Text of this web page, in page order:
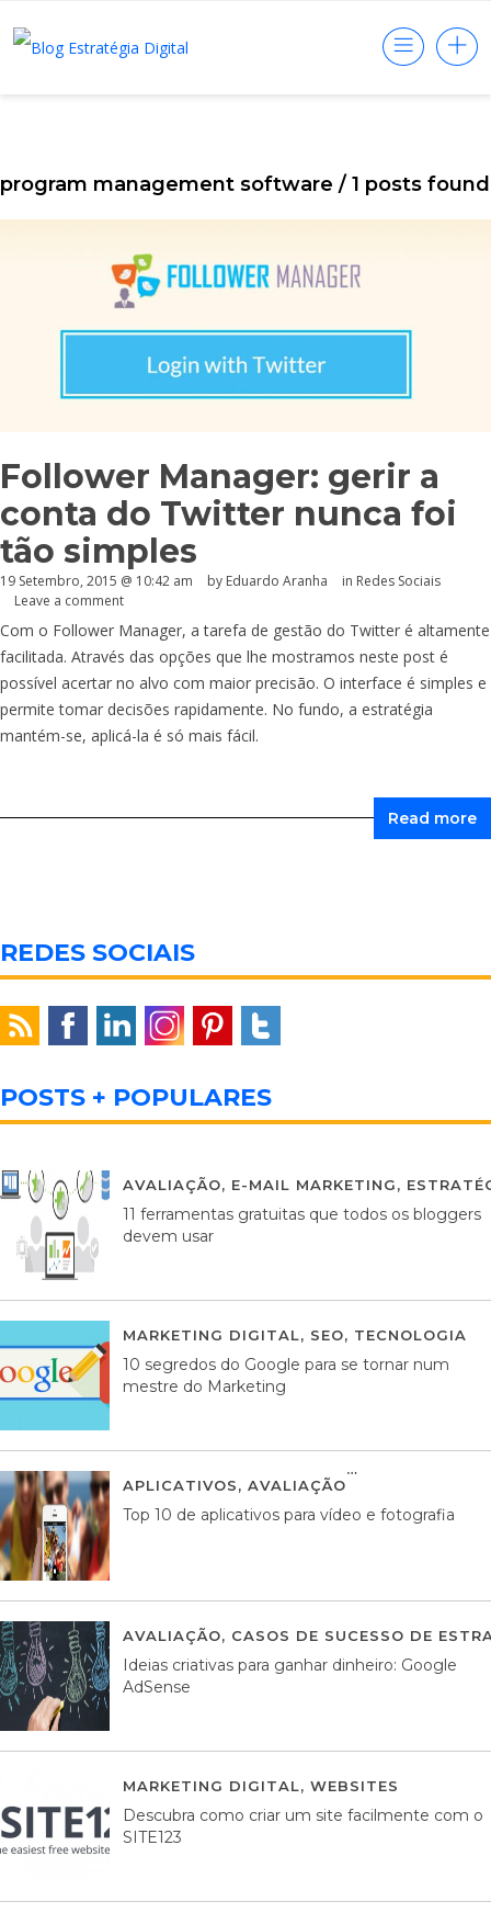
program management software / 1 posts found
Follower Manager: gerir a
conta do Twitter nunca foi
tão simples
19 Setembro, 2015 @ 10:42 am by Eduardo Aranha in Redes Sociais
Leave a comment
Com o Follower Manager, a tarefa de gestão do Twitter é altamente
facilitada. Através das opções que lhe mostramos neste post é
possível acertar no alvo com maior precisão. O interface é simples e
permite tomar decisões rapidamente. No fundo, a estratégia
mantém-se, aplicá-la é só mais fácil.
Read more
REDES SOCIAIS
POSTS + POPULARES
AVALIAÇÃO, E-MAIL MARKETING,
11 ferramentas gratuitas que todos os bloggers
devem usar
MARKETING DIGITAL, SEO, TECNOLOGIA
10 segredos do Google para se tornar num
mestre do Marketing
APLICATIVOS, AVALIAÇÃO
Top 10 de aplicativos para vídeo e fotografia
AVALIAÇÃO, CASOS DE SUCESSO DE
Ideias criativas para ganhar dinheiro: Google
AdSense
MARKETING DIGITAL, WEBSITES
Descubra como criar um site facilmente com o
SITE123